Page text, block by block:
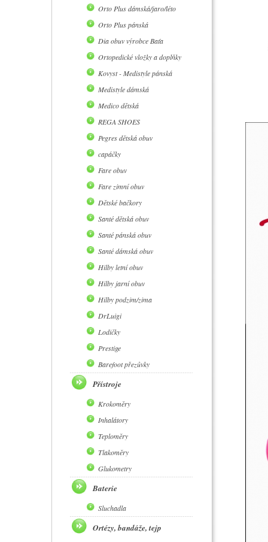
Orto Plus dámská/jaro/léto
Orto Plus pánská
Dia obuv výrobce Baťa
Ortopedické vložky a doplňky
Kovyst - Medistyle pánská
Medistyle dámská
Medico dětská
REGA SHOES
Pegres dětská obuv
capáčky
Fare obuv
Fare zimní obuv
Dětské bačkory
Santé dětská obuv
Santé pánská obuv
Santé dámská obuv
Hilby letní obuv
Hilby jarní obuv
Hilby podzim/zima
DrLuigi
Lodičky
Prestige
Barefoot přezůvky
Přístroje
Krokoměry
Inhalátory
Teploměry
Tlakoměry
Glukometry
Baterie
Sluchadla
Ortézy, bandáže, tejp